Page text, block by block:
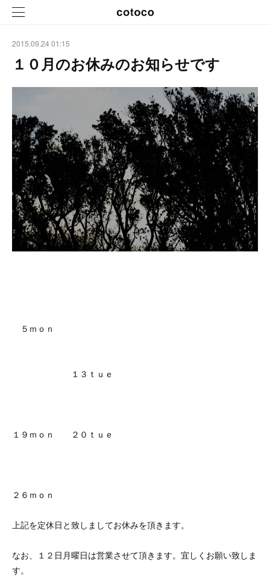
2015.09.24 01:15
１０月のお休みのお知らせです
５ｍｏｎ
１３ｔｕｅ
１９ｍｏｎ ２０ｔｕｅ
２６ｍｏｎ
上記を定休日と致しましてお休みを頂きます。
なお、１２日月曜日は営業させて頂きます。宜しくお願い致しま
す。